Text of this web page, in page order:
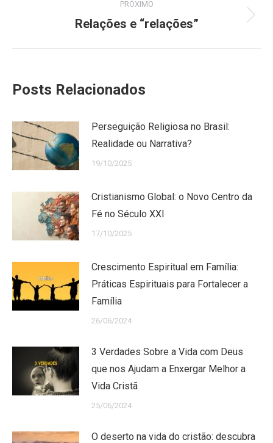
PRÓXIMO
Próximo
Relações e “relações”
Posts Relacionados
Perseguição Religiosa no Brasil:
Realidade ou Narrativa?
19/10/2025
Cristianismo Global: o Novo Centro da
Fé no Século XXI
17/10/2025
Crescimento Espiritual em Família:
Práticas Espirituais para Fortalecer a
Família
26/06/2024
3 Verdades Sobre a Vida com Deus
que nos Ajudam a Enxergar Melhor a
Vida Cristã
25/06/2024
O deserto na vida do cristão: descubra